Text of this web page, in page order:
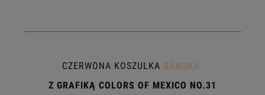
CZERWONA KOSZULKA DAMSKA
Z GRAFIKĄ COLORS OF MEXICO NO.31